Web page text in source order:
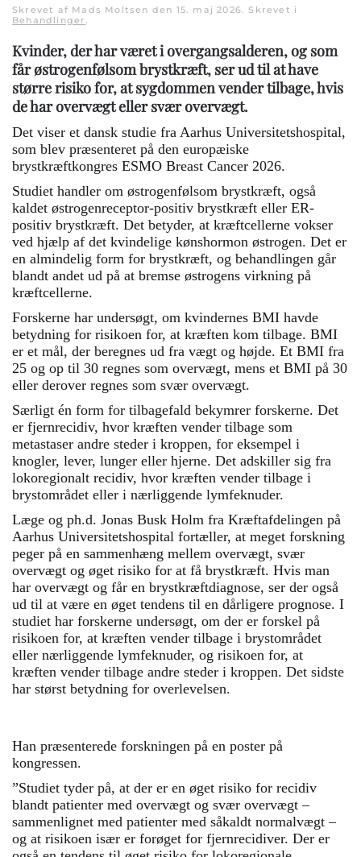
Skrevet af Mads Moltsen den 15. maj 2026 . Skrevet i
Behandlinger
Kvinder, der har været i overgangsalderen, og som
får østrogenfølsom brystkræft, ser ud til at have
større risiko for, at sygdommen vender tilbage, hvis
de har overvægt eller svær overvægt.
Det viser et dansk studie fra Aarhus Universitetshospital,
som blev præsenteret på den europæiske
brystkræftkongres ESMO Breast Cancer 2026.
Studiet handler om østrogenfølsom brystkræft, også
kaldet østrogenreceptor-positiv brystkræft eller ER-
positiv brystkræft. Det betyder, at kræftcellerne vokser
ved hjælp af det kvindelige kønshormon østrogen. Det er
en almindelig form for brystkræft, og behandlingen går
blandt andet ud på at bremse østrogens virkning på
kræftcellerne.
Forskerne har undersøgt, om kvindernes BMI havde
betydning for risikoen for, at kræften kom tilbage. BMI
er et mål, der beregnes ud fra vægt og højde. Et BMI fra
25 og op til 30 regnes som overvægt, mens et BMI på 30
eller derover regnes som svær overvægt.
Særligt én form for tilbagefald bekymrer forskerne. Det
er fjernrecidiv, hvor kræften vender tilbage som
metastaser andre steder i kroppen, for eksempel i
knogler, lever, lunger eller hjerne. Det adskiller sig fra
lokoregionalt recidiv, hvor kræften vender tilbage i
brystområdet eller i nærliggende lymfeknuder.
Læge og ph.d. Jonas Busk Holm fra Kræftafdelingen på
Aarhus Universitetshospital fortæller, at meget forskning
peger på en sammenhæng mellem overvægt, svær
overvægt og øget risiko for at få brystkræft. Hvis man
har overvægt og får en brystkræftdiagnose, ser der også
ud til at være en øget tendens til en dårligere prognose. I
studiet har forskerne undersøgt, om der er forskel på
risikoen for, at kræften vender tilbage i brystområdet
eller nærliggende lymfeknuder, og risikoen for, at
kræften vender tilbage andre steder i kroppen. Det sidste
har størst betydning for overlevelsen.
Han præsenterede forskningen på en poster på
kongressen.
”Studiet tyder på, at der er en øget risiko for recidiv
blandt patienter med overvægt og svær overvægt –
sammenlignet med patienter med såkaldt normalvægt –
og at risikoen især er forøget for fjernrecidiver. Der er